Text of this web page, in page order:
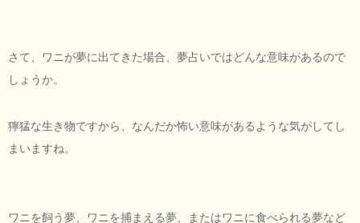
さて、ワニが夢に出てきた場合、夢占いではどんな意味があるので
しょうか。
獰猛な生き物ですから、なんだか怖い意味があるような気がしてし
まいますね。
ワニを飼う夢、ワニを捕まえる夢、またはワニに食べられる夢など